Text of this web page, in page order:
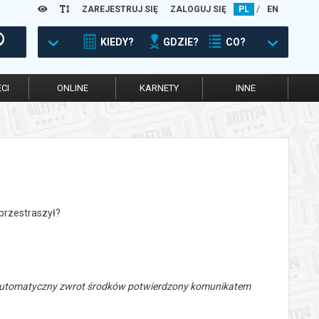
ZAREJESTRUJ SIĘ ZALOGUJ SIĘ PL / EN
KIEDY? GDZIE? CO?
ONLINE KARNETY INNE
zwrot środków potwierdzony komunikatem